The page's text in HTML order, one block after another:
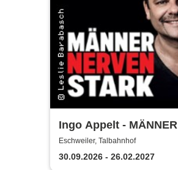
Ingo Appelt - MÄNNER
NERVEN STARK
Eschweiler, Talbahnhof
30.09.2026 - 26.02.2027